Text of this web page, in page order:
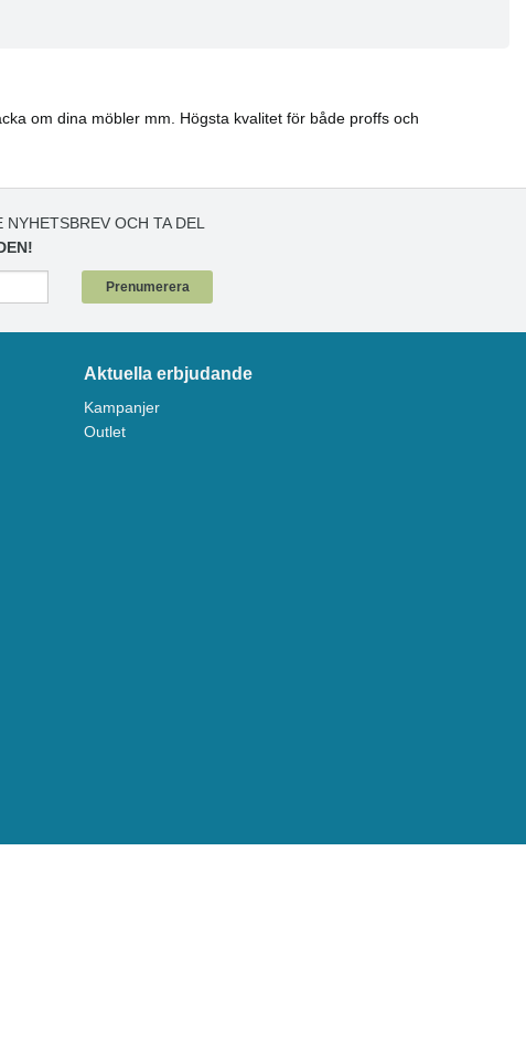
om dina möbler mm. Högsta kvalitet för både proffs och
NYHETSBREV OCH TA DEL
Prenumerera
Aktuella erbjudande
Kampanjer
Outlet